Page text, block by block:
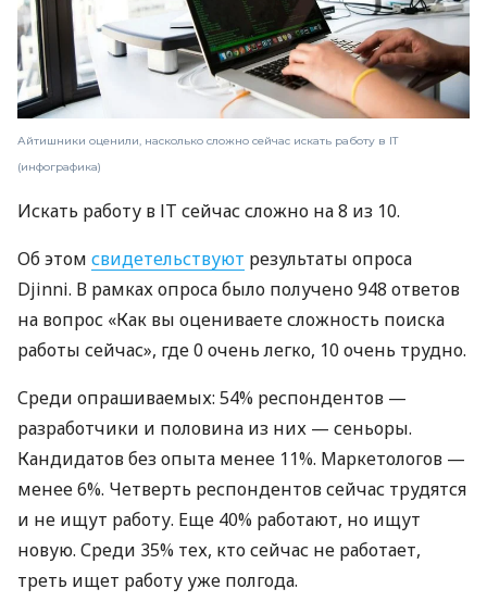
Айтишники оценили, насколько сложно сейчас искать работу в ІТ
(инфографика)
Искать работу в ІТ сейчас сложно на 8 из 10.
Об этом свидетельствуют результаты опроса
Djinni. В рамках опроса было получено 948 ответов
на вопрос «Как вы оцениваете сложность поиска
работы сейчас», где 0 очень легко, 10 очень трудно.
Среди опрашиваемых: 54% респондентов —
разработчики и половина из них — сеньоры.
Кандидатов без опыта менее 11%. Маркетологов —
менее 6%. Четверть респондентов сейчас трудятся
и не ищут работу. Еще 40% работают, но ищут
новую. Среди 35% тех, кто сейчас не работает,
треть ищет работу уже полгода.